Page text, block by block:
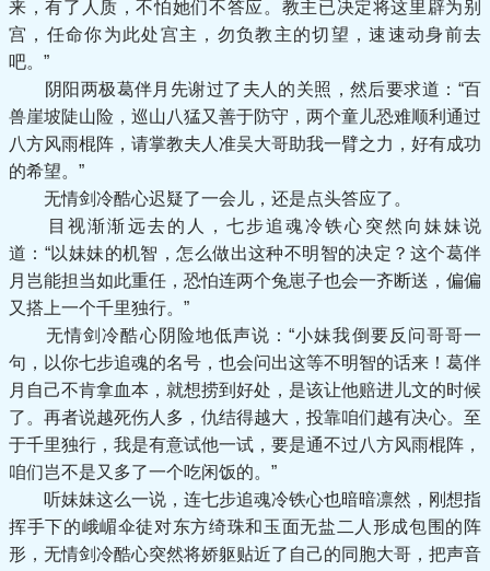
来，有了人质，不怕她们不答应。教主已决定将这里辟为别
宫，任命你为此处宫主，勿负教主的切望，速速动身前去
吧。”
阴阳两极葛伴月先谢过了夫人的关照，然后要求道：“百
兽崖坡陡山险，巡山八猛又善于防守，两个童儿恐难顺利通过
八方风雨棍阵，请掌教夫人准吴大哥助我一臂之力，好有成功
的希望。”
无情剑冷酷心迟疑了一会儿，还是点头答应了。
目视渐渐远去的人，七步追魂冷铁心突然向妹妹说
道：“以妹妹的机智，怎么做出这种不明智的决定？这个葛伴
月岂能担当如此重任，恐怕连两个兔崽子也会一齐断送，偏偏
又搭上一个千里独行。”
无情剑冷酷心阴险地低声说：“小妹我倒要反问哥哥一
句，以你七步追魂的名号，也会问出这等不明智的话来！葛伴
月自己不肯拿血本，就想捞到好处，是该让他赔进儿文的时候
了。再者说越死伤人多，仇结得越大，投靠咱们越有决心。至
于千里独行，我是有意试他一试，要是通不过八方风雨棍阵，
咱们岂不是又多了一个吃闲饭的。”
听妹妹这么一说，连七步追魂冷铁心也暗暗凛然，刚想指
挥手下的峨嵋伞徒对东方绮珠和玉面无盐二人形成包围的阵
形，无情剑冷酷心突然将娇躯贴近了自己的同胞大哥，把声音